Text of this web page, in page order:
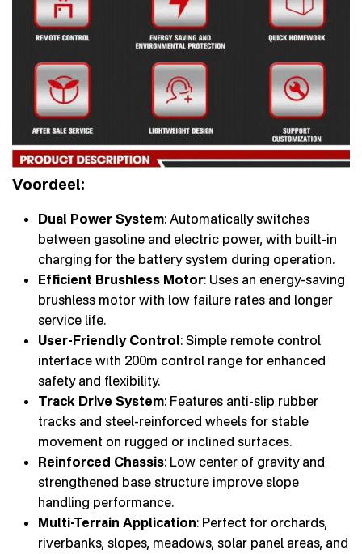
Voordeel:
Dual Power System: Automatically switches
between gasoline and electric power, with built-in
charging for the battery system during operation.
Efficient Brushless Motor: Uses an energy-saving
brushless motor with low failure rates and longer
service life.
User-Friendly Control: Simple remote control
interface with 200m control range for enhanced
safety and flexibility.
Track Drive System: Features anti-slip rubber
tracks and steel-reinforced wheels for stable
movement on rugged or inclined surfaces.
Reinforced Chassis: Low center of gravity and
strengthened base structure improve slope
handling performance.
Multi-Terrain Application: Perfect for orchards,
riverbanks, slopes, meadows, solar panel areas, and